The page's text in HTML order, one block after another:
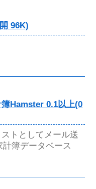
96K)
Hamster 0.1以上(0
トとしてメール送
簿データベース